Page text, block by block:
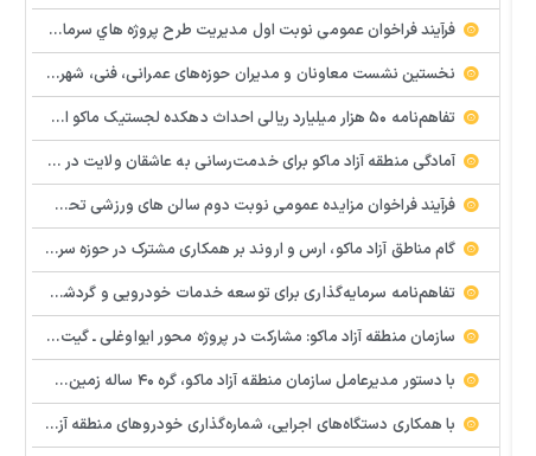
فرآيند فراخوان عمومي نوبت اول مديريت طرح پروژه هاي سرمايه گذاري سازمان منطقه آزاد ماکو
نخستین نشست معاونان و مدیران حوزه‌های عمرانی، فنی، شهرسازی، محیط‌زیست، خدمات شهری و لجستیک ۱۸ منطقه آزاد در سال ۱۴۰۵ برگزار شد
تفاهم‌نامه ۵۰ هزار میلیارد ریالی احداث دهکده لجستیک ماکو امضا شد
آمادگی منطقه آزاد ماکو برای خدمت‌رسانی به عاشقان ولایت در آیین وداع و تشییع قائد امت
فرآيند فراخوان مزایده عمومي نوبت دوم سالن های ورزشی تحت اختیار منطقه آزاد ماکو در شهرهای بازرگان – شوط و پلدشت
گام مناطق آزاد ماکو، ارس و اروند بر همکاری مشترک در حوزه سرمایه‌گذاری و تجارت
تفاهم‌نامه سرمایه‌گذاری برای توسعه خدمات خودرویی و گردشگری خودرو در منطقه آزاد ماکو امضا شد
سازمان منطقه آزاد ماکو: مشارکت در پروژه محور ایواوغلی ـ گیت مستلزم تأمین منابع و مجوزهای قانونی است
با دستور مدیرعامل سازمان منطقه آزاد ماکو، گره ۴۰ ساله زمین‌های بیات ماکو باز شد
با همکاری دستگاه‌های اجرایی، شماره‌گذاری خودروهای منطقه آزاد ماکو از سر گرفته می‌شود